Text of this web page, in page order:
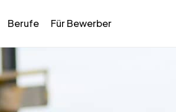
Berufe Für Bewerber